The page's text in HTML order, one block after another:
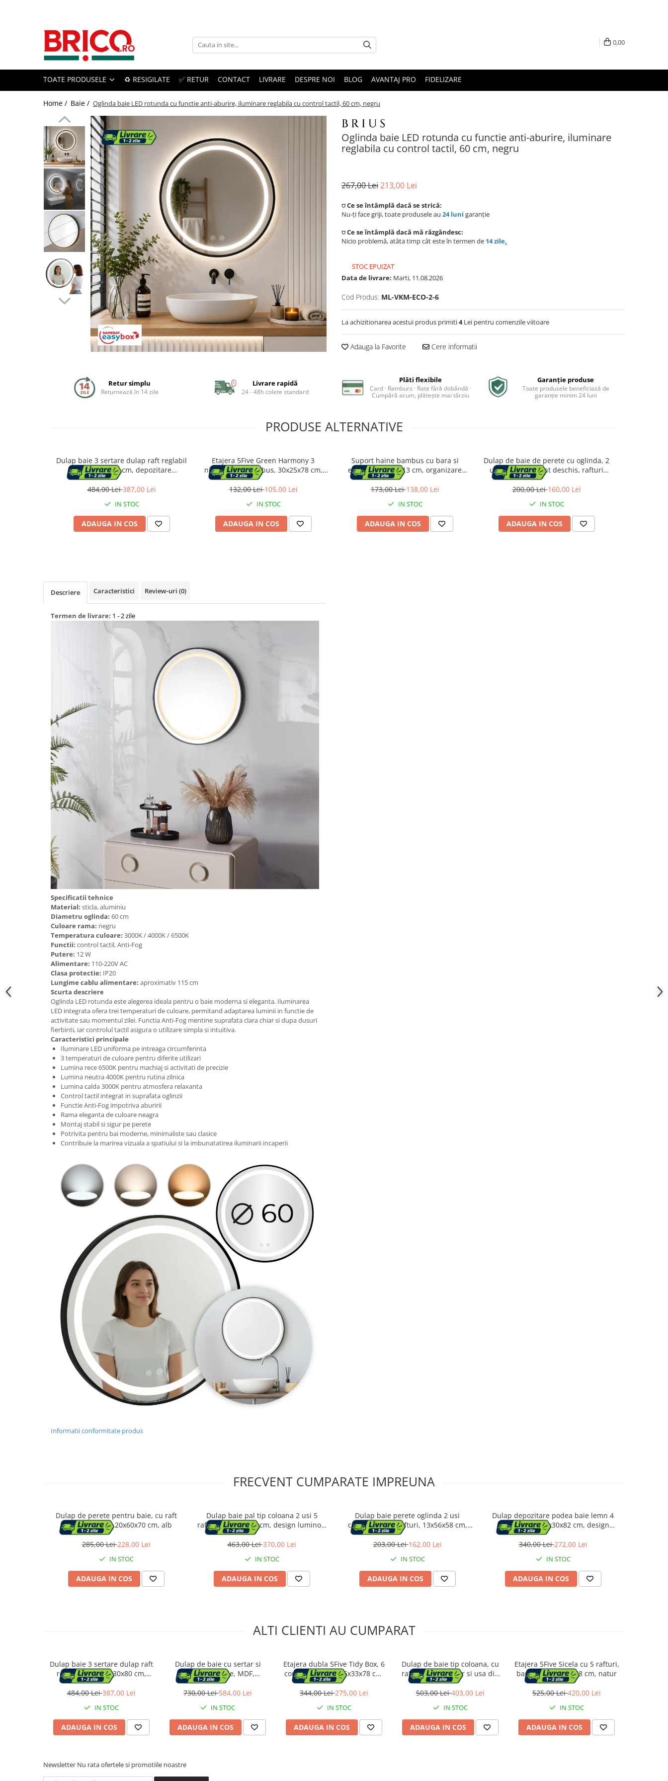
Toate Produsele
Baterii sanitare
Baterii chiuveta baie
Baterii cada si dus
Baterii bideu si dus igienic
Accesorii baterii
Sisteme de dus
Coloane de dus
Seturi de dus
Sisteme de dus incastrate
Brate si palarii dus
Pare, furtunuri si accesorii
Dulapuri baie
Mobilier baie
Cuiere si suporturi prosoape
Rafturi si depozitare
Accesorii cada
Accesorii lavoare
Cosuri de rufe
Suporturi si accesorii de baie
Bucatarie
Mobila bucatarie
Dulapuri si rafturi depozitare
Mese bucatarie si living
Mobilier bucatarie
Scaune bucatarie & living
Vase & ustensile pentru gatit
Oale sub presiune
Ustensile bucatarie
Accesorii pentru bucatarie
Suporturi si accesorii de bucatarie
Mobila living
Mese cafea si decorative
Plante artificiale
Suporturi flori si ghivece
Electronice & Iluminat
Radio cu ceas & portabile
Dormitor & birou
Dulapuri dormitor
0,00
TOATE PRODUSELE ♻️ RESIGILATE ✅ RETUR CONTACT LIVRARE DESPRE NOI BLOG AVANTAJ PRO FIDELIZARE
Home / Baie / Oglinda baie LED rotunda cu functie anti-aburire, iluminare reglabila cu control tactil, 60 cm, negru
Oglinda baie LED rotunda cu functie anti-aburire, iluminare
reglabila cu control tactil, 60 cm, negru
267,00 Lei213,00 Lei
⛉ Ce se întâmplă dacă se strică:
Nu-ți face griji, toate produsele au 24 luni garanție
⛉ Ce se întâmplă dacă mă răzgândesc:
Nicio problemă, atâta timp cât este în termen de 14 zile.
STOC EPUIZAT
Data de livrare: Marti, 11.08.2026
Cod Produs: ML-VKM-ECO-2-6
La achizitionarea acestui produs primiti4Lei pentru comenzile viitoare
Adauga la Favorite Cere informatii
Retur simplu
Returnează în 14 zile
Livrare rapidă
24 - 48h colete standard
Plăti flexibile
Card · Ramburs · Rate fără dobândă ·
Cumpără acum, plătește mai târziu
Garanție produse
Toate produsele beneficiază de
garanție minim 24 luni
PRODUSE ALTERNATIVE
Dulap baie 3 sertare dulap raft reglabil
mdf, 60x30x80 cm, depozitare
eficienta, alb
484,00 Lei387,00 Lei
IN STOC
ADAUGA IN COS
Etajera 5Five Green Harmony 3
niveluri, din bambus, 30x25x78 cm,
maro natur
132,00 Lei105,00 Lei
IN STOC
ADAUGA IN COS
Suport haine bambus cu bara si
etajera, 44x22x113 cm, organizare
practica, maro
173,00 Lei138,00 Lei
IN STOC
ADAUGA IN COS
Dulap de baie de perete cu oglinda, 2
usi, compartiment deschis, rafturi
reglabile, 13x56x58cm, gri
200,00 Lei160,00 Lei
IN STOC
ADAUGA IN COS
Descriere Caracteristici Review-uri (0)
Termen de livrare: 1 - 2 zile
Specificatii tehnice
Material: sticla, aluminiu
Diametru oglinda: 60 cm
Culoare rama: negru
Temperatura culoare: 3000K / 4000K / 6500K
Functii: control tactil, Anti-Fog
Putere: 12 W
Alimentare: 110-220V AC
Clasa protectie: IP20
Lungime cablu alimentare: aproximativ 115 cm
Scurta descriere
Oglinda LED rotunda este alegerea ideala pentru o baie moderna si eleganta. Iluminarea
LED integrata ofera trei temperaturi de culoare, permitand adaptarea luminii in functie de
activitate sau momentul zilei. Functia Anti-Fog mentine suprafata clara chiar si dupa dusuri
fierbinti, iar controlul tactil asigura o utilizare simpla si intuitiva.
Caracteristici principale
Iluminare LED uniforma pe intreaga circumferinta
3 temperaturi de culoare pentru diferite utilizari
Lumina rece 6500K pentru machiaj si activitati de precizie
Lumina neutra 4000K pentru rutina zilnica
Lumina calda 3000K pentru atmosfera relaxanta
Control tactil integrat in suprafata oglinzii
Functie Anti-Fog impotriva aburirii
Rama eleganta de culoare neagra
Montaj stabil si sigur pe perete
Potrivita pentru bai moderne, minimaliste sau clasice
Contribuie la marirea vizuala a spatiului si la imbunatatirea iluminarii incaperii
Informatii conformitate produs
FRECVENT CUMPARATE IMPREUNA
Dulap de perete pentru baie, cu raft
reglabil si 2 usi, 20x60x70 cm, alb
285,00 Lei228,00 Lei
IN STOC
ADAUGA IN COS
Dulap baie pal tip coloana 2 usi 5
rafturi, 30x30x140 cm, design luminos,
alb
463,00 Lei370,00 Lei
IN STOC
ADAUGA IN COS
Dulap baie perete oglinda 2 usi
compartiment rafturi, 13x56x58 cm,
depozitare, alb
203,00 Lei162,00 Lei
IN STOC
ADAUGA IN COS
Dulap depozitare podea baie lemn 4
sertare mdf, 30x30x82 cm, design
compact, alb
340,00 Lei272,00 Lei
IN STOC
ADAUGA IN COS
ALTI CLIENTI AU CUMPARAT
Dulap baie 3 sertare dulap raft
reglabil mdf, 60x30x80 cm,
depozitare eficienta, alb
484,00 Lei387,00 Lei
IN STOC
ADAUGA IN COS
Dulap de baie cu sertar si
rafturi reglabile, MDF,
60x30x170 cm, alb
730,00 Lei584,00 Lei
IN STOC
ADAUGA IN COS
Etajera dubla 5Five Tidy Box, 6
compartimente, 66x33x78 cm,
natur
344,00 Lei275,00 Lei
IN STOC
ADAUGA IN COS
Dulap de baie tip coloana, cu
raft deschis, sertar si usa din
sticla, rafturi reglabile,
30x40x165 cm, alb
503,00 Lei403,00 Lei
IN STOC
ADAUGA IN COS
Etajera 5Five Sicela cu 5 rafturi,
bambus, 33x28x168 cm, natur
525,00 Lei420,00 Lei
IN STOC
ADAUGA IN COS
Newsletter Nu rata ofertele si promotiile noastre